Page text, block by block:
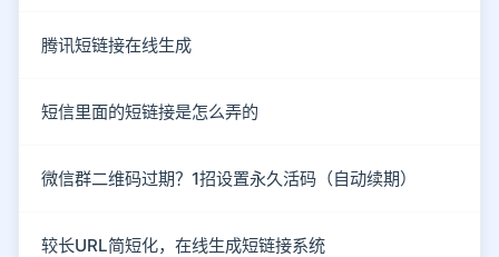
腾讯短链接在线生成
短信里面的短链接是怎么弄的
微信群二维码过期？1招设置永久活码（自动续期）
较长URL简短化，在线生成短链接系统